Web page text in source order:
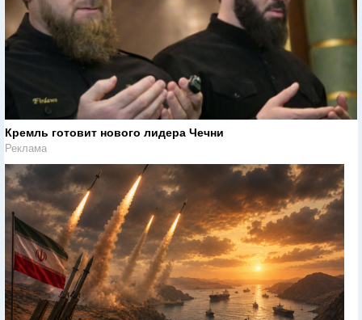
Кремль готовит нового лидера Чечни
Реклама